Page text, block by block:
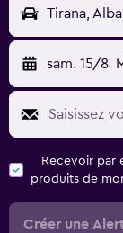
Tirana,
sam. 15/8
Recevoir par
produits de
Créer une